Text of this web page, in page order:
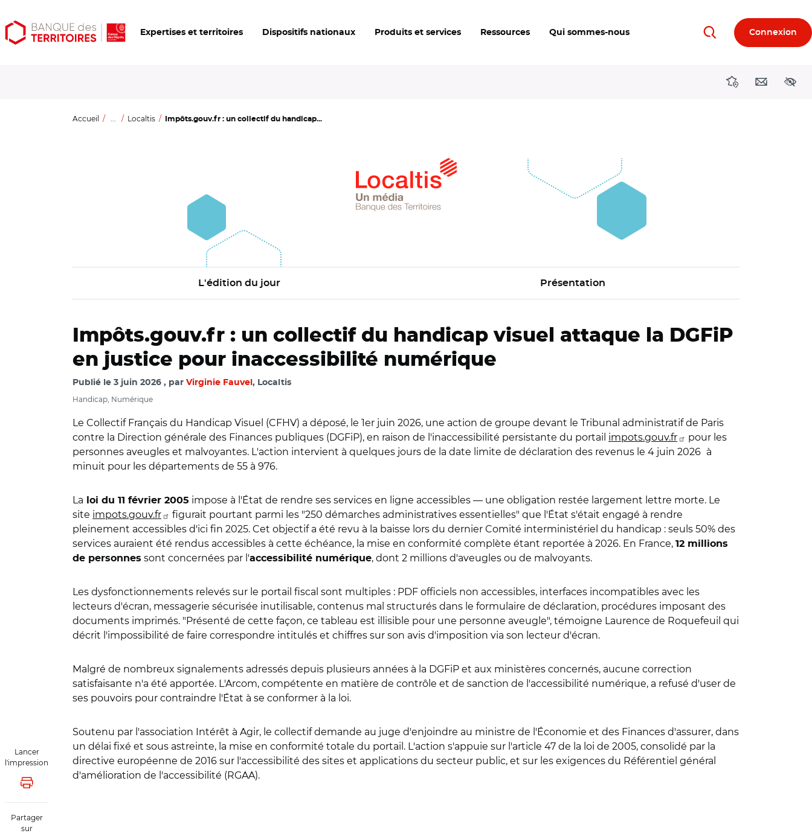
Aller
au
Aller
au
Ouvrir
les
Expertises et territoires Dispositifs nationaux Produits et services Ressources Qui sommes-nous RechercherConnexion
DirectionsContact
Accueil ... Localtis Impôts.gouv.fr : un collectif du handicap...
L'édition du jour Présentation
Lancer
l'impression
Lancer l'impression
Partager
sur
Impôts.gouv.fr : un collectif du handicap visuel attaque la DGFiP
en justice pour inaccessibilité numérique
Publié le 3 juin 2026 par Virginie Fauvel , Localtis
Handicap, Numérique
Le Collectif Français du Handicap Visuel (CFHV) a déposé, le 1er juin 2026, une action de groupe devant le Tribunal administratif de Paris
contre la Direction générale des Finances publiques (DGFiP), en raison de l'inaccessibilité persistante du portail impots.gouv.fr
pour les
personnes aveugles et malvoyantes. L'action intervient à quelques jours de la date limite de déclaration des revenus le 4 juin 2026 à
minuit pour les départements de 55 à 976.
La loi du 11 février 2005 impose à l'État de rendre ses services en ligne accessibles — une obligation restée largement lettre morte. Le
site impots.gouv.fr
figurait pourtant parmi les "250 démarches administratives essentielles" que l'État s'était engagé à rendre
pleinement accessibles d'ici fin 2025. Cet objectif a été revu à la baisse lors du dernier Comité interministériel du handicap : seuls 50% des
services auraient été rendus accessibles à cette échéance, la mise en conformité complète étant reportée à 2026. En France, 12 millions
de personnes sont concernées par l'accessibilité numérique, dont 2 millions d'aveugles ou de malvoyants.
Les dysfonctionnements relevés sur le portail fiscal sont multiples : PDF officiels non accessibles, interfaces incompatibles avec les
lecteurs d'écran, messagerie sécurisée inutilisable, contenus mal structurés dans le formulaire de déclaration, procédures imposant des
documents imprimés. "Présenté de cette façon, ce tableau est illisible pour une personne aveugle", témoigne Laurence de Roquefeuil qui
décrit l'impossibilité de faire correspondre intitulés et chiffres sur son avis d'imposition via son lecteur d'écran.
Malgré de nombreux signalements adressés depuis plusieurs années à la DGFiP et aux ministères concernés, aucune correction
satisfaisante n'a été apportée. L'Arcom, compétente en matière de contrôle et de sanction de l'accessibilité numérique, a refusé d'user de
ses pouvoirs pour contraindre l'État à se conformer à la loi.
Soutenu par l'association Intérêt à Agir, le collectif demande au juge d'enjoindre au ministre de l'Économie et des Finances d'assurer, dans
un délai fixé et sous astreinte, la mise en conformité totale du portail. L'action s'appuie sur l'article 47 de la loi de 2005, consolidé par la
directive européenne de 2016 sur l'accessibilité des sites et applications du secteur public, et sur les exigences du Référentiel général
d'amélioration de l'accessibilité (RGAA).